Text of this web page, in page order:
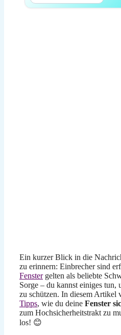
Ein kurzer Blick in die
zu erinnern: Einbrecher sind
Fenstergelten als beliebte
Sorge – du kannst einiges tun,
zu schützen. In diesem Artikel
Tipps, wie du deine Fenster
zum Hochsicherheitstrakt zu
los! 😊